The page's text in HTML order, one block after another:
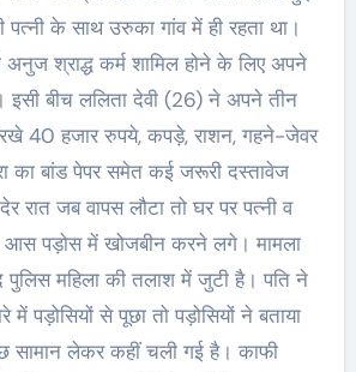
के साथ उरुका गांव में ही रहता था।
श्राद्ध कर्म शामिल होने के लिए अपने
इसी बीच ललिता देवी (26) ने अपने तीन
40 हजार रुपये, कपड़े, राशन, गहने-जेवर
का बांड पेपर समेत कई जरूरी दस्तावेज
रात जब वापस लौटा तो घर पर पत्नी व
आस पड़ोस में खोजबीन करने लगे। मामला
महिला की तलाश में जुटी है। पति ने
पड़ोसियों से पूछा तो पड़ोसियों ने बताया
सामान लेकर कहीं चली गई है। काफी